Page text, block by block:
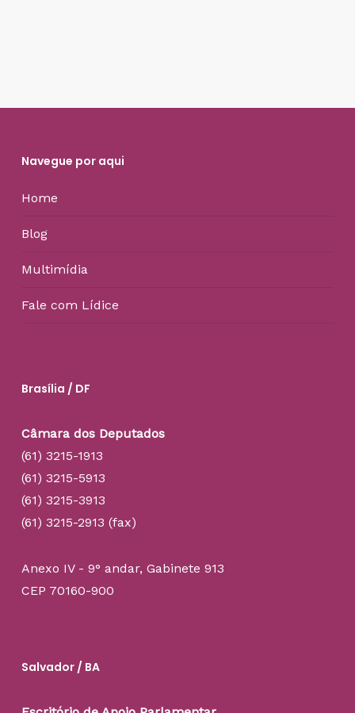
Navegue por aqui
Home
Blog
Multimídia
Fale com Lídice
Brasília / DF
Câmara dos Deputados
(61) 3215-1913
(61) 3215-5913
(61) 3215-3913
(61) 3215-2913 (fax)
Anexo IV - 9° andar, Gabinete 913
CEP 70160-900
Salvador / BA